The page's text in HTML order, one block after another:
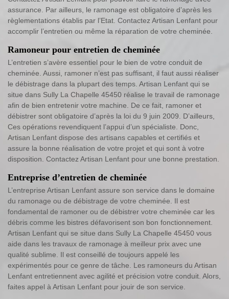
assurance. Par ailleurs, le ramonage est obligatoire d’après les
règlementations établis par l’Etat. Contactez Artisan Lenfant pour
accomplir l’entretien ou même la réparation de votre cheminée.
Ramoneur pour entretien de cheminée
L’entretien s’avère essentiel pour le bien de votre conduit de
cheminée. Aussi, ramoner n’est pas suffisant, il faut aussi réaliser
le débistrage dans la plupart des temps. Artisan Lenfant qui se
situe dans Sully La Chapelle 45450 réalise le travail de ramonage
afin de bien entretenir votre machine. De ce fait, ramoner et
débistrer sont obligatoire d’après la loi du 9 juin 2009. D’ailleurs,
Ces opérations revendiquent l’appui d’un spécialiste. Donc,
Artisan Lenfant dispose des artisans capables et certifiés et
assure la bonne réalisation de votre projet et qui sont à votre
disposition. Contactez Artisan Lenfant pour une bonne prestation.
Entreprise d’entretien de cheminée
L’entreprise Artisan Lenfant assure son service dans le domaine
du ramonage ou de débistrage de votre cheminée. Il est
fondamental de ramoner ou de débistrer votre cheminée car les
débris comme les bistres défavorisent son bon fonctionnement.
Artisan Lenfant qui se situe dans Sully La Chapelle 45450 vous
aide dans les travaux de ramonage à meilleur prix avec une
qualité sublime. Il est conseillé de toujours appelé les
expérimentés pour ce genre de tâche. Les ramoneurs du Artisan
Lenfant entretiennent avec agilité et précision votre conduit. Alors,
faites appel à Artisan Lenfant pour jouir de son service.